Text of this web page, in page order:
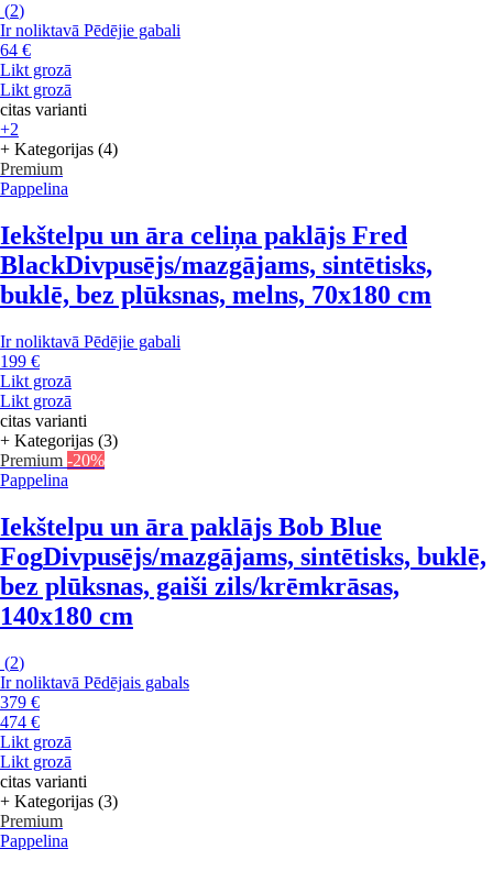
(2)
Ir noliktavā Pēdējie gabali
64 €
Likt grozā
Likt grozā
citas varianti
+2
+ Kategorijas (4)
Premium
Pappelina
Iekštelpu un āra celiņa paklājs Fred
BlackDivpusējs/mazgājams, sintētisks,
buklē, bez plūksnas, melns, 70x180 cm
Ir noliktavā Pēdējie gabali
199 €
Likt grozā
Likt grozā
citas varianti
+ Kategorijas (3)
Premium -20%
Pappelina
Iekštelpu un āra paklājs Bob Blue
FogDivpusējs/mazgājams, sintētisks, buklē,
bez plūksnas, gaiši zils/krēmkrāsas,
140x180 cm
(2)
Ir noliktavā Pēdējais gabals
379 €
474 €
Likt grozā
Likt grozā
citas varianti
+ Kategorijas (3)
Premium
Pappelina